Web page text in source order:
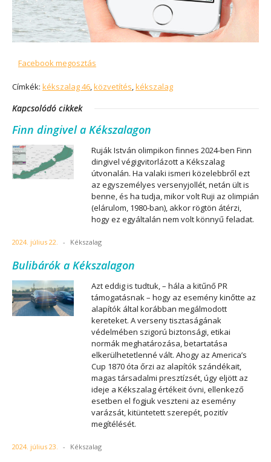
Facebook megosztás
Címkék: kékszalag 46,közvetítés,kékszalag
Kapcsolódó cikkek
Finn dingivel a Kékszalagon
Ruják István olimpikon finnes 2024-ben Finn
dingivel végigvitorlázott a Kékszalag
útvonalán. Ha valaki ismeri közelebbről ezt
az egyszemélyes versenyjollét, netán ült is
benne, és ha tudja, mikor volt Ruji az olimpián
(elárulom, 1980-ban), akkor rögtön átérzi,
hogy ez egyáltalán nem volt könnyű feladat.
2024. július 22. - Kékszalag
Bulibárók a Kékszalagon
Azt eddig is tudtuk, – hála a kitűnő PR
támogatásnak – hogy az esemény kinőtte az
alapítók által korábban megálmodott
kereteket. A verseny tisztaságának
védelmében szigorú biztonsági, etikai
normák meghatározása, betartatása
elkerülhetetlenné vált. Ahogy az America’s
Cup 1870 óta őrzi az alapítók szándékait,
magas társadalmi presztízsét, úgy eljött az
ideje a Kékszalag értékeit óvni, ellenkező
esetben el fogjuk veszteni az esemény
varázsát, kitüntetett szerepét, pozitív
megítélését.
2024. július 23. - Kékszalag